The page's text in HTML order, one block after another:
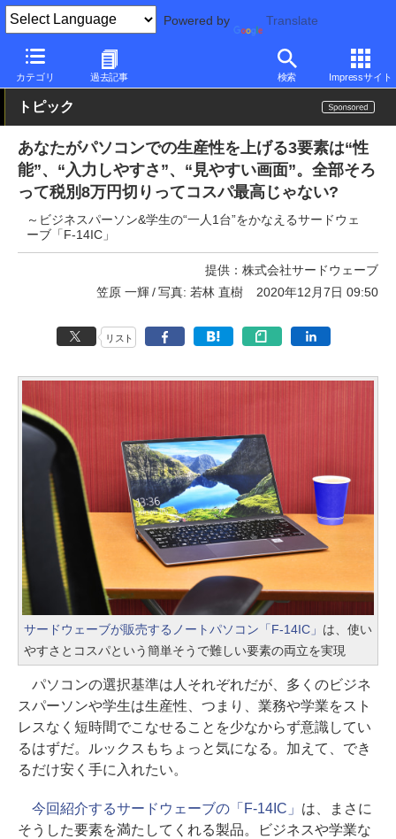
Powered by Translate
カテゴリ 過去記事 検索 Impressサイト
PC Watch パソコン/タブレット/スマートフォン モバイルノート
トピック
あなたがパソコンでの生産性を上げる3要素は“性
能”、“入力しやすさ”、“見やすい画面”。全部そろ
って税別8万円切りってコスパ最高じゃない?
～ビジネスパーソン&学生の“一人1台”をかなえるサードウェ
ーブ「F-14IC」
提供：株式会社サードウェーブ
笠原 一輝
写真: 若林 直樹 2020年12月7日 09:50
リスト
サードウェーブが販売するノートパソコン「F-14IC」 は、使い
やすさとコスパという簡単そうで難しい要素の両立を実現
パソコンの選択基準は人それぞれだが、多くのビジネ
スパーソンや学生は生産性、つまり、業務や学業をスト
レスなく短時間でこなせることを少なからず意識してい
るはずだ。ルックスもちょっと気になる。加えて、でき
るだけ安く手に入れたい。
今回紹介するサードウェーブの「F-14IC」 は、まさに
そうした要素を満たしてくれる製品。ビジネスや学業な